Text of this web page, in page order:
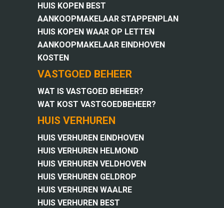
HUIS KOPEN BEST
AANKOOPMAKELAAR STAPPENPLAN
HUIS KOPEN WAAR OP LETTEN
AANKOOPMAKELAAR EINDHOVEN
KOSTEN
VASTGOED BEHEER
WAT IS VASTGOED BEHEER?
WAT KOST VASTGOEDBEHEER?
HUIS VERHUREN
HUIS VERHUREN EINDHOVEN
HUIS VERHUREN HELMOND
HUIS VERHUREN VELDHOVEN
HUIS VERHUREN GELDROP
HUIS VERHUREN WAALRE
HUIS VERHUREN BEST